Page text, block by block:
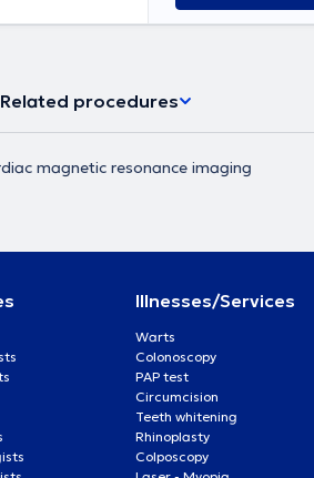
Related procedures
magnetic resonance imaging
Illnesses/Services
Warts
Colonoscopy
PAP test
Circumcision
Teeth whitening
Rhinoplasty
Colposcopy